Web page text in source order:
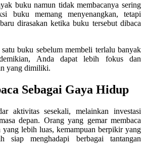
buku namun tidak membacanya sering
buku memang menyenangkan, tetapi
dirasakan ketika buku tersebut dibaca
buku sebelum membeli terlalu banyak
Anda dapat lebih fokus dan
yang dimiliki.
Sebagai Gaya Hidup
aktivitas sesekali, melainkan investasi
depan. Orang yang gemar membaca
lebih luas, kemampuan berpikir yang
menghadapi berbagai tantangan